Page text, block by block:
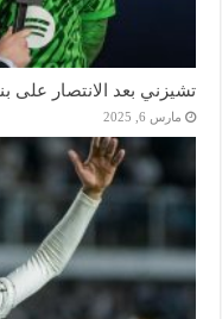
تشيزني بعد الانتصار على
مارس 6, 2025